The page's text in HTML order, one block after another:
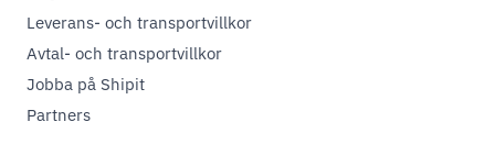
Leverans- och transportvillkor
Avtal- och transportvillkor
Jobba på Shipit
Partners